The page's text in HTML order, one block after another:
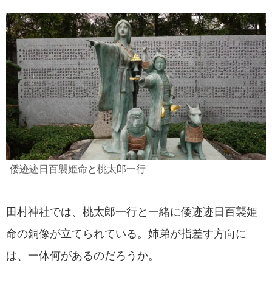
倭迹迹日百襲姫命と桃太郎一行
田村神社では、桃太郎一行と一緒に倭迹迹日百襲姫
命の銅像が立てられている。姉弟が指差す方向に
は、一体何があるのだろうか。